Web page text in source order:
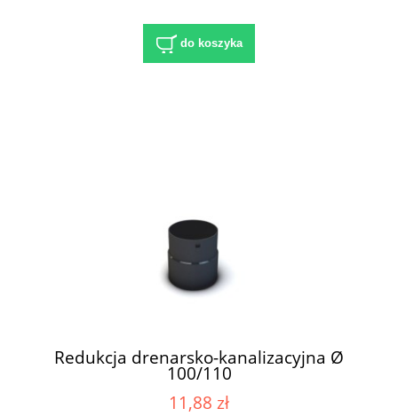
do koszyka
Redukcja drenarsko-kanalizacyjna Ø
100/110
11,88 zł